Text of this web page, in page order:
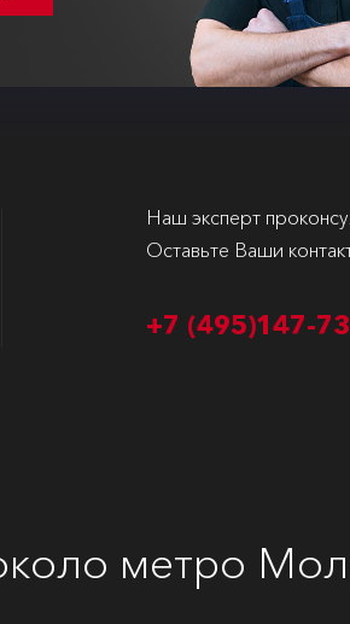
Наш эксперт
Оставьте Ваши
+7 (495)147-
метро